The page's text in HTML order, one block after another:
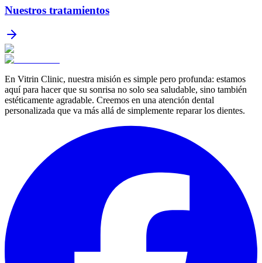
Nuestros tratamientos
En Vitrin Clinic, nuestra misión es simple pero profunda: estamos
aquí para hacer que su sonrisa no solo sea saludable, sino también
estéticamente agradable. Creemos en una atención dental
personalizada que va más allá de simplemente reparar los dientes.